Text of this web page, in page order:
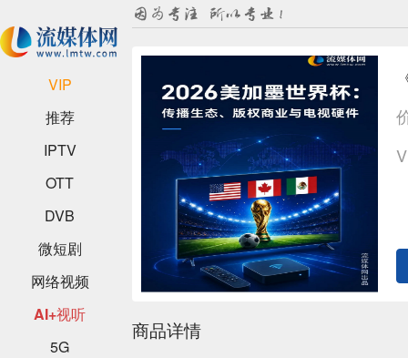
VIP
推荐
IPTV
OTT
DVB
微短剧
网络视频
AI+视听
5G
商品详情